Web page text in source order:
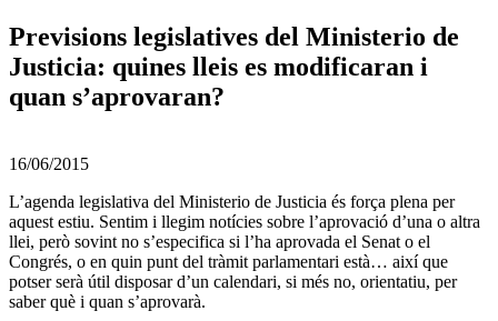
Previsions legislatives del Ministerio de
Justicia: quines lleis es modificaran i
quan s’aprovaran?
16/06/2015
L’agenda legislativa del Ministerio de Justicia és força plena per
aquest estiu. Sentim i llegim notícies sobre l’aprovació d’una o altra
llei, però sovint no s’especifica si l’ha aprovada el Senat o el
Congrés, o en quin punt del tràmit parlamentari està… així que
potser serà útil disposar d’un calendari, si més no, orientatiu, per
saber què i quan s’aprovarà.